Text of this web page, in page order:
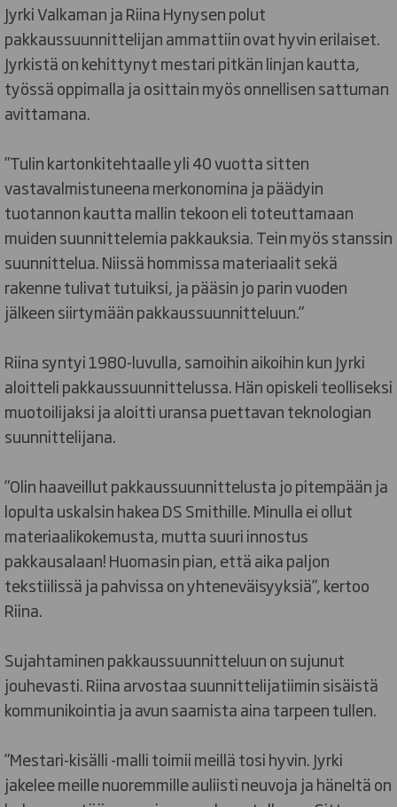
Jyrki Valkaman ja Riina Hynysen polut
pakkaussuunnittelijan ammattiin ovat hyvin erilaiset.
Jyrkistä on kehittynyt mestari pitkän linjan kautta,
työssä oppimalla ja osittain myös onnellisen sattuman
avittamana.
”Tulin kartonkitehtaalle yli 40 vuotta sitten
vastavalmistuneena merkonomina ja päädyin
tuotannon kautta mallin tekoon eli toteuttamaan
muiden suunnittelemia pakkauksia. Tein myös stanssin
suunnittelua. Niissä hommissa materiaalit sekä
rakenne tulivat tutuiksi, ja pääsin jo parin vuoden
jälkeen siirtymään pakkaussuunnitteluun.”
Riina syntyi 1980-luvulla, samoihin aikoihin kun Jyrki
aloitteli pakkaussuunnittelussa. Hän opiskeli teolliseksi
muotoilijaksi ja aloitti uransa puettavan teknologian
suunnittelijana.
”Olin haaveillut pakkaussuunnittelusta jo pitempään ja
lopulta uskalsin hakea DS Smithille. Minulla ei ollut
materiaalikokemusta, mutta suuri innostus
pakkausalaan! Huomasin pian, että aika paljon
tekstiilissä ja pahvissa on yhteneväisyyksiä”, kertoo
Riina.
Sujahtaminen pakkaussuunnitteluun on sujunut
jouhevasti. Riina arvostaa suunnittelijatiimin sisäistä
kommunikointia ja avun saamista aina tarpeen tullen.
”Mestari-kisälli -malli toimii meillä tosi hyvin. Jyrki
jakelee meille nuoremmille auliisti neuvoja ja häneltä on